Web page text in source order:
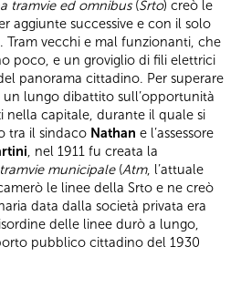
tramvie ed omnibus(Srto) creò le
aggiunte successive e con il solo
Tram vecchi e mal funzionanti, che
poco, e un groviglio di fili elettrici
panorama cittadino. Per superare
lungo dibattito sull’opportunità
nella capitale, durante il quale si
tra il sindaco Nathan e l’assessore
, nel 1911 fu creata la
municipale(Atm, l’attuale
le linee della Srto e ne creò
data dalla società privata era
delle linee durò a lungo,
pubblico cittadino del 1930